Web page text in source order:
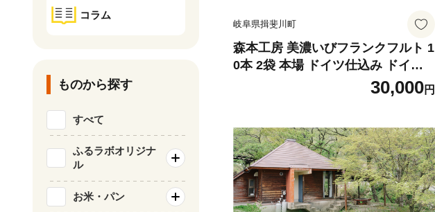
岐阜県揖斐川町
森本工房 美濃いびフランクフルト 1
0本 2袋 本場 ドイツ仕込み ドイツ
フランクフルト ソーセージ ウイン
ナー おつまみ フランクフルトソー
取り寄せ グルメ 送料無料 岐阜県 揖
斐川町
30,000円
コラム
ものから探す
すべて
ふるラボオリジナ
ル
お米・パン